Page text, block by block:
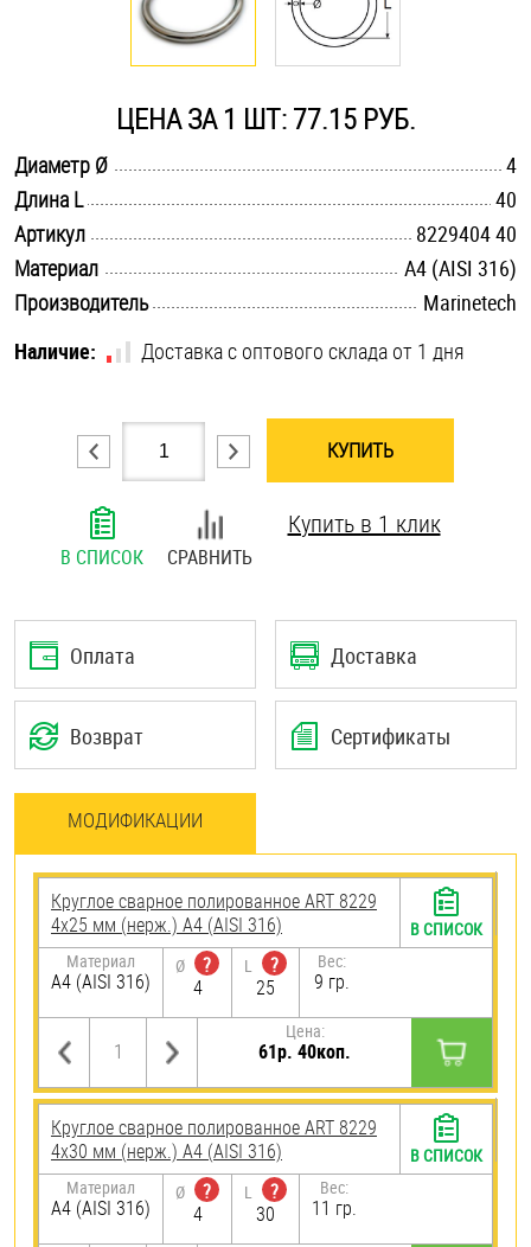
Стопорные кольца
Такелаж
Хомуты
Шайбы
Шпильки
Шплинты
Штифты и пальцы
ЦЕНА ЗА 1 ШТ: 77.15 РУБ.
Диаметр Ø
4
Длина L
40
Артикул
8229404 40
Материал
A4 (AISI 316)
Производитель
Marinetech
Наличие:
Доставка с оптового склада от 1 дня
КУПИТЬ
В СПИСОК СРАВНИТЬ
Купить в 1 клик
Оплата Доставка
Возврат Сертификаты
МОДИФИКАЦИИ
Круглое сварное полированное ART 8229
4х25 мм (нерж.) A4 (AISI 316)
Материал
A4 (AISI 316)
Ø
?
4
L
?
25
Вес:
9 гр.
Цена:
61р. 40коп.
В СПИСОК
Круглое сварное полированное ART 8229
4х30 мм (нерж.) A4 (AISI 316)
Материал
A4 (AISI 316)
Ø
?
4
L
?
30
Вес:
11 гр.
В СПИСОК